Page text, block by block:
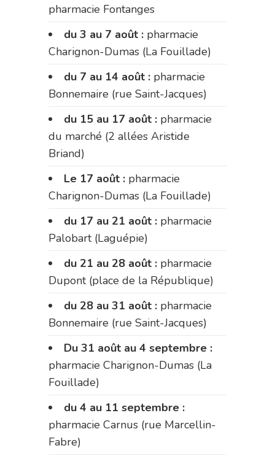
pharmacie Fontanges
du 3 au 7 août : pharmacie
Charignon-Dumas (La Fouillade)
du 7 au 14 août : pharmacie
Bonnemaire (rue Saint-Jacques)
du 15 au 17 août : pharmacie
du marché (2 allées Aristide
Briand)
Le 17 août : pharmacie
Charignon-Dumas (La Fouillade)
du 17 au 21 août : pharmacie
Palobart (Laguépie)
du 21 au 28 août : pharmacie
Dupont (place de la République)
du 28 au 31 août : pharmacie
Bonnemaire (rue Saint-Jacques)
Du 31 août au 4 septembre :
pharmacie Charignon-Dumas (La
Fouillade)
du 4 au 11 septembre :
pharmacie Carnus (rue Marcellin-
Fabre)